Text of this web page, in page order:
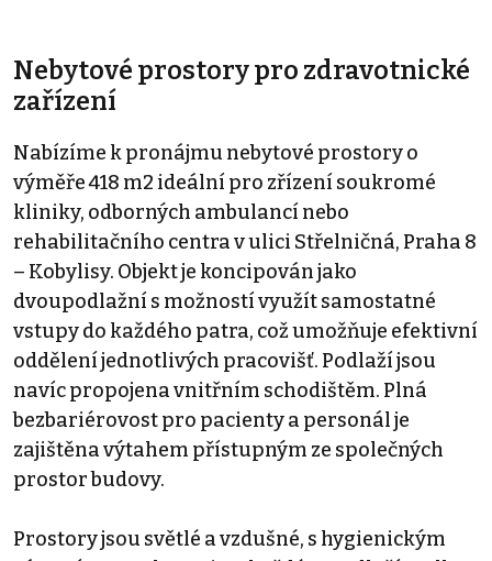
Nebytové prostory pro zdravotnické
zařízení
Nabízíme k pronájmu nebytové prostory o
výměře 418 m2 ideální pro zřízení soukromé
kliniky, odborných ambulancí nebo
rehabilitačního centra v ulici Střelničná, Praha 8
– Kobylisy. Objekt je koncipován jako
dvoupodlažní s možností využít samostatné
vstupy do každého patra, což umožňuje efektivní
oddělení jednotlivých pracovišť. Podlaží jsou
navíc propojena vnitřním schodištěm. Plná
bezbariérovost pro pacienty a personál je
zajištěna výtahem přístupným ze společných
prostor budovy.
Prostory jsou světlé a vzdušné, s hygienickým